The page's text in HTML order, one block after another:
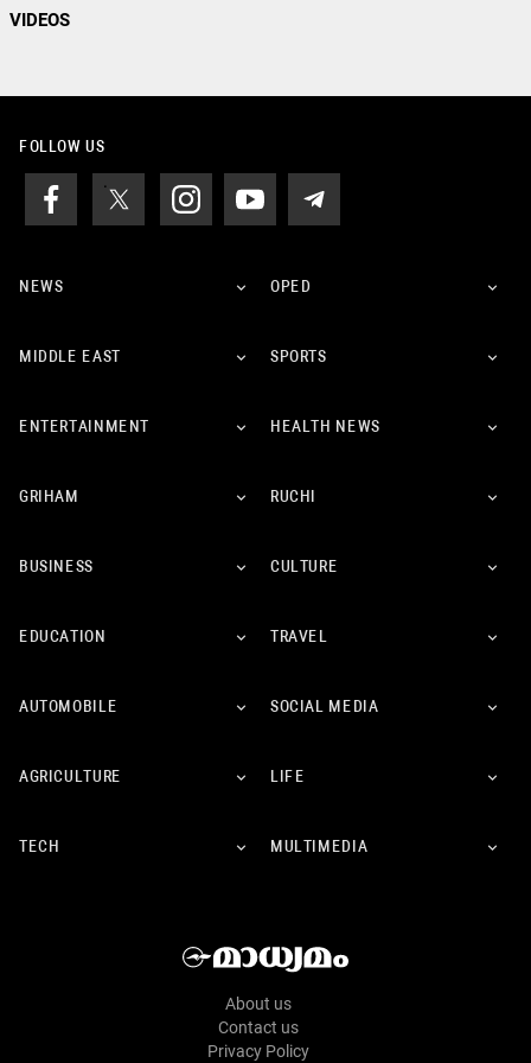
VIDEOS
FOLLOW US
NEWS OPED
MIDDLE EAST SPORTS
ENTERTAINMENT HEALTH NEWS
GRIHAM RUCHI
BUSINESS CULTURE
EDUCATION TRAVEL
AUTOMOBILE SOCIAL MEDIA
AGRICULTURE LIFE
TECH MULTIMEDIA
About us
Contact us
Privacy Policy